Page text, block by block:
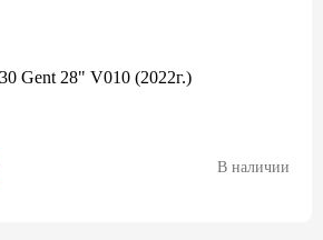
Gent 28" V010 (2022г.)
В наличии